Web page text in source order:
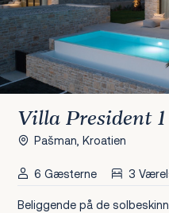
Villa President 1
Pašman, Kroatien
6 Gæsterne 3
Beliggende på de